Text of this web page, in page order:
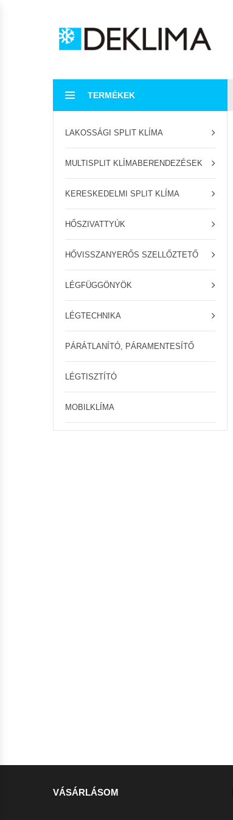
TERMÉKEK
LAKOSSÁGI SPLIT KLÍMA
MULTISPLIT KLÍMABERENDEZÉSEK
KERESKEDELMI SPLIT KLÍMA
HŐSZIVATTYÚK
HŐVISSZANYERŐS SZELLŐZTETŐ
LÉGFÜGGÖNYÖK
LÉGTECHNIKA
PÁRÁTLANÍTÓ, PÁRAMENTESÍTŐ
LÉGTISZTÍTÓ
MOBILKLÍMA
VÁSÁRLÁSOM